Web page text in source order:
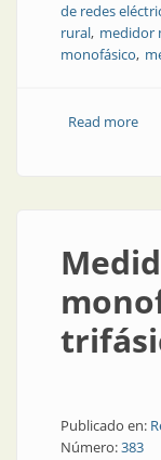
de redes
rural medidor
monofásico
Read more
Publicado en:
Número:383